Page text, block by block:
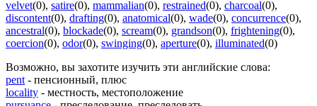
velvet(0), satire(0), mammalian(0), restrained(0), charcoal(0),
discontent(0), drafting(0), anatomical(0), wade(0), concurrence(0),
ancestral(0), blockade(0), scream(0), grandson(0), frightening(0),
coercion(0), odor(0), swinging(0), aperture(0), illuminated(0)
Возможно, вы захотите изучить эти английские слова:
pent - пенсионный, плюс
locality - местность, местоположение